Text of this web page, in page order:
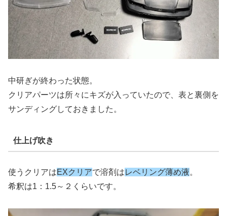
中研ぎが終わった状態。
クリアパーツは所々にキズが入っていたので、表と裏側を
サンディングしておきました。
仕上げ吹き
使うクリアはEXクリアで溶剤はレベリング薄め液。
希釈は1：1.5～２くらいです。